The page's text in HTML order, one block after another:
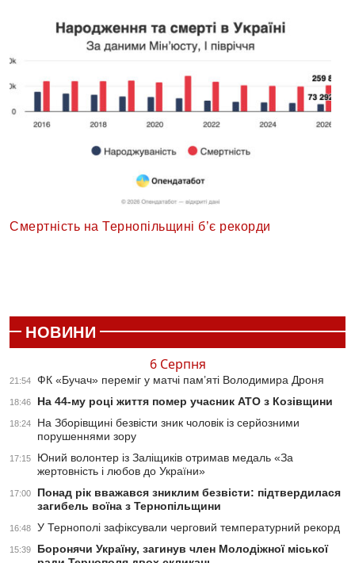
Смертність на Тернопільщині б’є рекорди
НОВИНИ
6 Серпня
21:54 ФК «Бучач» переміг у матчі пам’яті Володимира Дроня
18:46 На 44-му році життя помер учасник АТО з Козівщини
18:24
На Зборівщині безвісти зник чоловік із серйозними
порушеннями зору
17:15
Юний волонтер із Заліщиків отримав медаль «За
жертовність і любов до України»
17:00
Понад рік вважався зниклим безвісти: підтвердилася
загибель воїна з Тернопільщини
16:48 У Тернополі зафіксували черговий температурний рекорд
15:39
Боронячи Україну, загинув член Молодіжної міської